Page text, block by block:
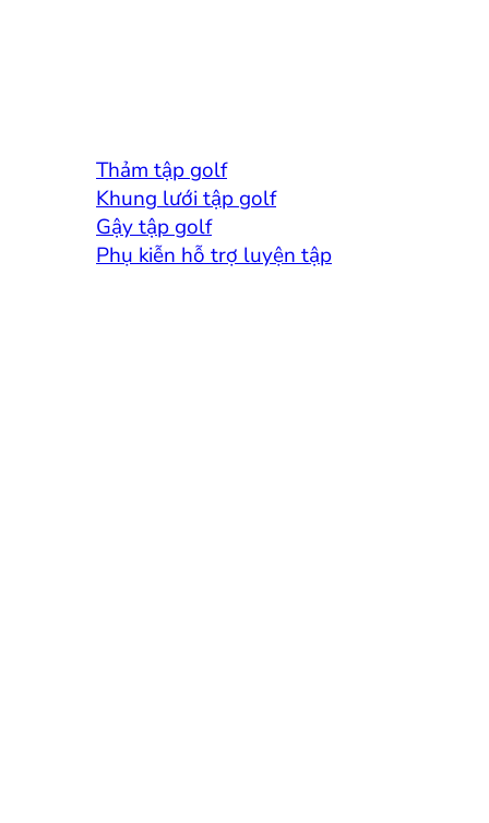
Thảm tập golf
Khung lưới tập golf
Gậy tập golf
Phụ kiễn hỗ trợ luyện tập